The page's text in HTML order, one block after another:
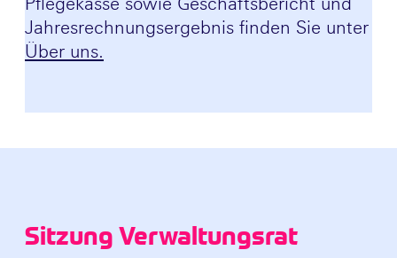
Jahresrechnungsergebnis finden Sie unter
Über uns.
Sitzung Verwaltungsrat